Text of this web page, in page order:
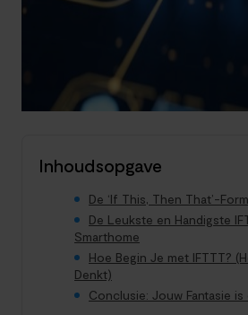
Inhoudsopgave
De ‘If This, Then That’-
De Leukste en Handigste
Smarthome
Hoe Begin Je met IFTTT?
Denkt)
Conclusie: Jouw Fantasie